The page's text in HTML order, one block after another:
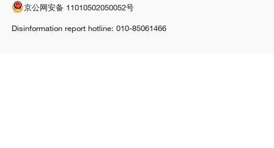
京公网安备 11010502050052号
Disinformation report hotline: 010-85061466